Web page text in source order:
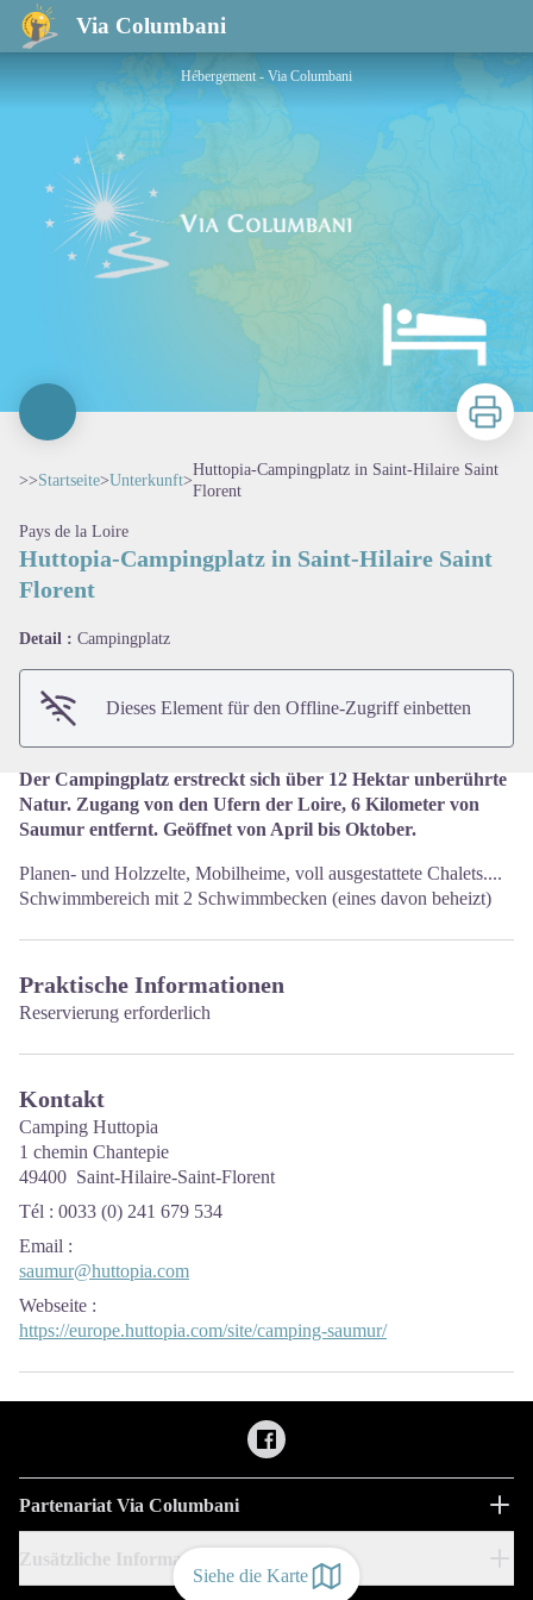
Via Columbani
Huttopia-Campingplatz in Saint-Hilaire Saint Florent
Siehe die Karte
Hébergement - Via Columbani
Zu
>>Startseite>Unterkunft>
Huttopia-Campingplatz in Saint-Hilaire Saint
Florent
Pays de la Loire
Huttopia-Campingplatz in Saint-Hilaire Saint
Florent
Detail : Campingplatz
Dieses Element für den Offline-Zugriff einbetten
Der Campingplatz erstreckt sich über 12 Hektar unberührte
Natur. Zugang von den Ufern der Loire, 6 Kilometer von
Saumur entfernt. Geöffnet von April bis Oktober.
Planen- und Holzzelte, Mobilheime, voll ausgestattete Chalets....
Schwimmbereich mit 2 Schwimmbecken (eines davon beheizt)
Praktische Informationen
Reservierung erforderlich
Kontakt
Camping Huttopia
1 chemin Chantepie
49400 Saint-Hilaire-Saint-Florent
Tél : 0033 (0) 241 679 534
Email :
saumur@huttopia.com
Webseite :
https://europe.huttopia.com/site/camping-saumur/
Partenariat Via Columbani
Zusätzliche Informationen